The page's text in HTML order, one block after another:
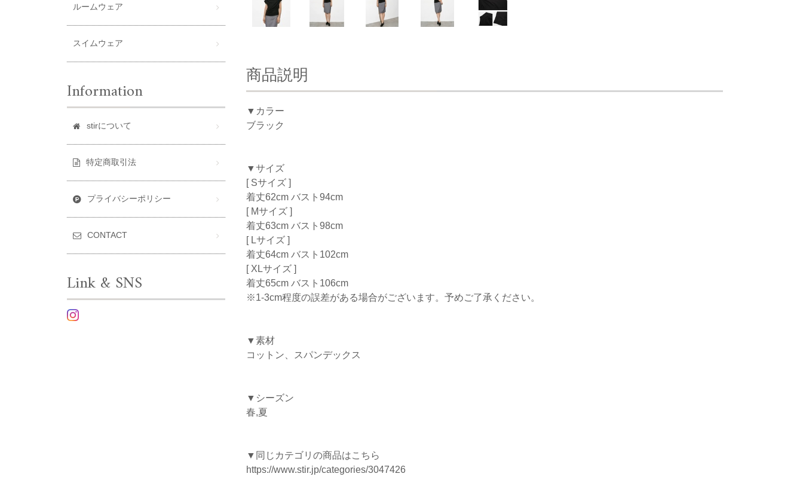
商品説明
▼カラー
ブラック
▼サイズ
[ Sサイズ ]
着丈62cm バスト94cm
[ Mサイズ ]
着丈63cm バスト98cm
[ Lサイズ ]
着丈64cm バスト102cm
[ XLサイズ ]
着丈65cm バスト106cm
※1-3cm程度の誤差がある場合がございます。予めご了承ください。
▼素材
コットン、スパンデックス
▼シーズン
春,夏
▼同じカテゴリの商品はこちら
https://www.stir.jp/categories/3047426
ルームウェア
スイムウェア
Information
stirについて
特定商取引法
プライバシーポリシー
CONTACT
Link & SNS